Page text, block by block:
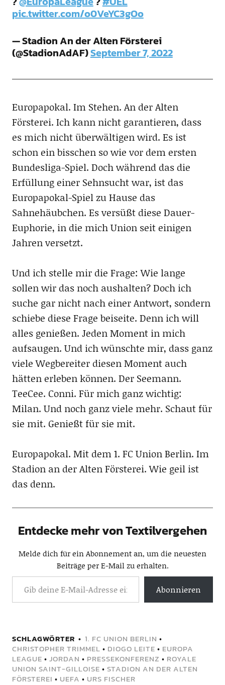
pic.twitter.com/o0VeYC3gOo
— Stadion An der Alten Försterei
(@StadionAdAF)September 7, 2022
Europapokal. Im Stehen. An der Alten
Försterei. Ich kann nicht garantieren, dass
es mich nicht überwältigen wird. Es ist
schon ein bisschen so wie vor dem ersten
Bundesliga-Spiel. Doch während das die
Erfüllung einer Sehnsucht war, ist das
Europapokal-Spiel zu Hause das
Sahnehäubchen. Es versüßt diese Dauer-
Euphorie, in die mich Union seit einigen
Jahren versetzt.
Und ich stelle mir die Frage: Wie lange
sollen wir das noch aushalten? Doch ich
suche gar nicht nach einer Antwort, sondern
schiebe diese Frage beiseite. Denn ich will
alles genießen. Jeden Moment in mich
aufsaugen. Und ich wünschte mir, dass ganz
viele Wegbereiter diesen Moment auch
hätten erleben können. Der Seemann.
TeeCee. Conni. Für mich ganz wichtig:
Milan. Und noch ganz viele mehr. Schaut für
sie mit. Genießt für sie mit.
Europapokal. Mit dem 1. FC Union Berlin. Im
Stadion an der Alten Försterei. Wie geil ist
das denn.
Entdecke mehr von Textilvergehen
Melde dich für ein Abonnement an, um die neuesten
Beiträge per E-Mail zu erhalten.
Abonnieren
SCHLAGWÖRTER 1. FC UNION BERLIN •
CHRISTOPHER TRIMMEL • DIOGO LEITE • EUROPA
LEAGUE • JORDAN • PRESSEKONFERENZ • ROYALE
UNION SAINT-GILLOISE • STADION AN DER ALTEN
FÖRSTEREI • UEFA • URS FISCHER